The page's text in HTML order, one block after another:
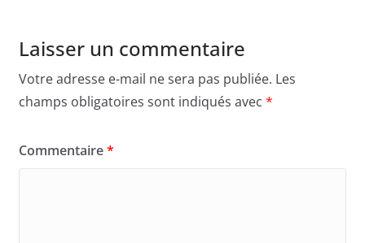
Laisser un commentaire
Votre adresse e-mail ne sera pas publiée. Les
champs obligatoires sont indiqués avec *
Commentaire*